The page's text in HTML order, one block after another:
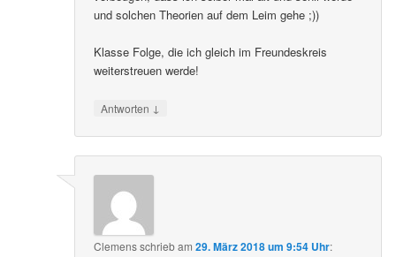
und solchen Theorien auf dem Leim gehe ;))
Klasse Folge, die ich gleich im Freundeskreis
weiterstreuen werde!
Antworten ↓
Clemensschriebam29. März 2018 um 9:54 Uhr: